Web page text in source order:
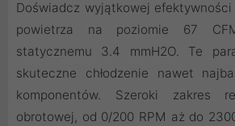
Doświadcz wyjątkowej efektywności
powietrza na poziomie 67
statycznemu 3.4 mmH2O. Te
skuteczne chłodzenie nawet
komponentów. Szeroki zakres
obrotowej, od 0/200 RPM aż do